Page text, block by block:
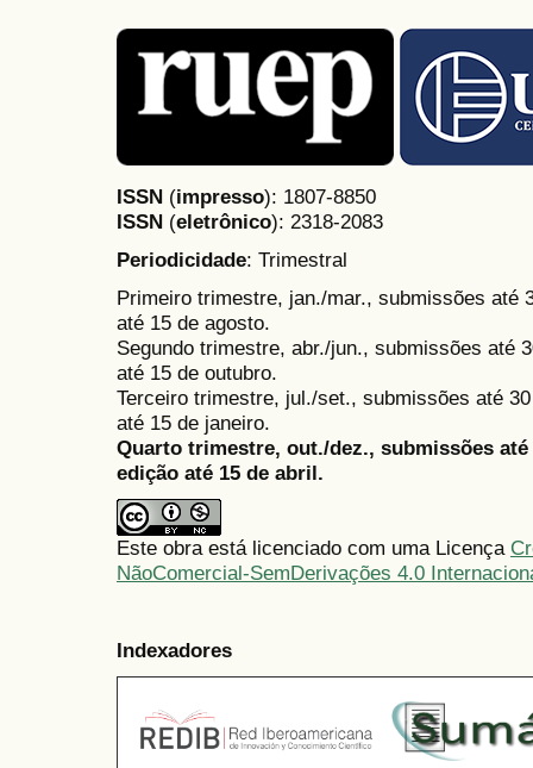
ISSN (impresso): 1807-8850
ISSN (eletrônico): 2318-2083
Periodicidade: Trimestral
Primeiro trimestre, jan./mar., submissões até
até 15 de agosto.
Segundo trimestre, abr./jun., submissões até
até 15 de outubro.
Terceiro trimestre, jul./set., submissões até
até 15 de janeiro.
Quarto trimestre, out./dez., submissões
edição até 15 de abril.
Este obra está licenciado com uma Licença
NãoComercial-SemDerivações 4.0
Indexadores